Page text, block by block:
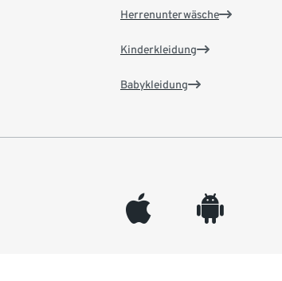
Herrenunterwäsche
Kinderkleidung
Babykleidung
appleinc android